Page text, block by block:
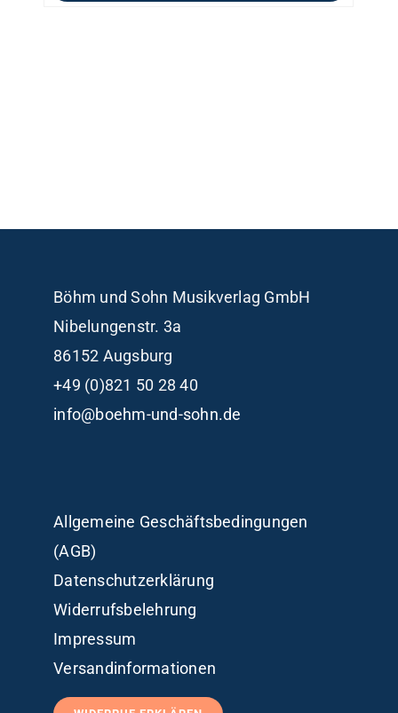
Böhm und Sohn Musikverlag GmbH
Nibelungenstr. 3a
86152 Augsburg
+49 (0)821 50 28 40
info@boehm-und-sohn.de
Allgemeine Geschäftsbedingungen
(AGB)
Datenschutzerklärung
Widerrufsbelehrung
Impressum
Versandinformationen